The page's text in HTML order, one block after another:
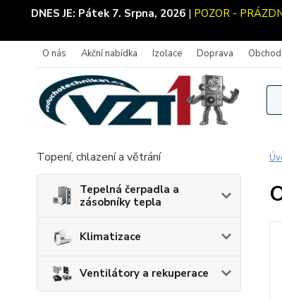
DNES JE: Pátek 7. Srpna, 2026 | POZOR -
O nás Akční nabídka Izolace Doprava
Topení, chlazení a větrání
Tepelná čerpadla a
zásobníky tepla
Klimatizace
Ventilátory a rekuperace